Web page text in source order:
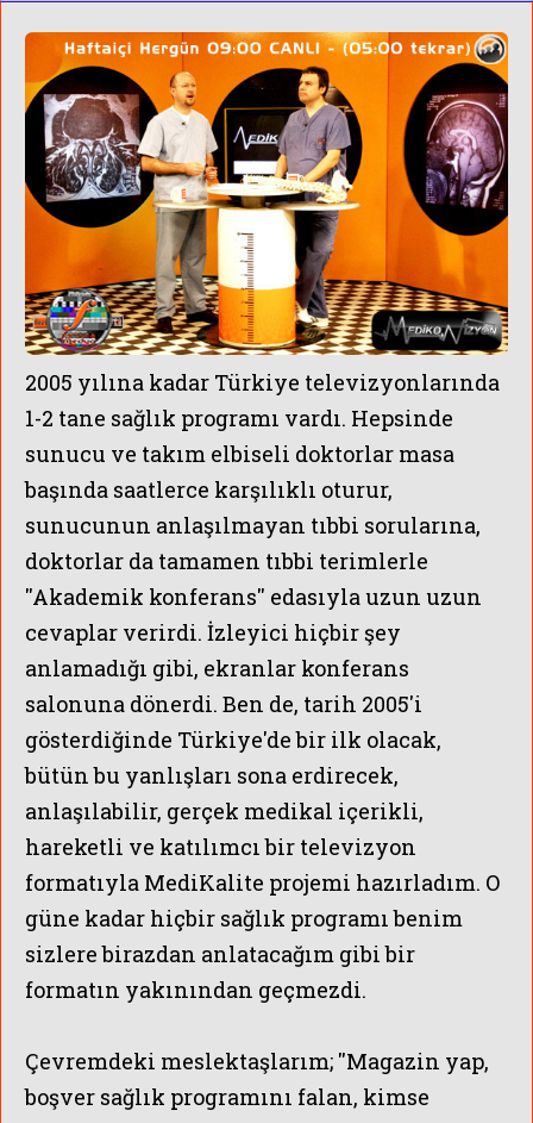
ÜNLÜLERİN
2005 yılına kadar Türkiye televizyonlarında
1-2 tane sağlık programı vardı. Hepsinde
sunucu ve takım elbiseli doktorlar masa
başında saatlerce karşılıklı oturur,
sunucunun anlaşılmayan tıbbi sorularına,
doktorlar da tamamen tıbbi terimlerle
''Akademik konferans'' edasıyla uzun uzun
cevaplar verirdi. İzleyici hiçbir şey
anlamadığı gibi, ekranlar konferans
salonuna dönerdi. Ben de, tarih 2005'i
gösterdiğinde Türkiye'de bir ilk olacak,
bütün bu yanlışları sona erdirecek,
anlaşılabilir, gerçek medikal içerikli,
hareketli ve katılımcı bir televizyon
formatıyla MediKalite projemi hazırladım. O
güne kadar hiçbir sağlık programı benim
sizlere birazdan anlatacağım gibi bir
formatın yakınından geçmezdi.
Çevremdeki meslektaşlarım; ''Magazin yap,
boşver sağlık programını falan, kimse